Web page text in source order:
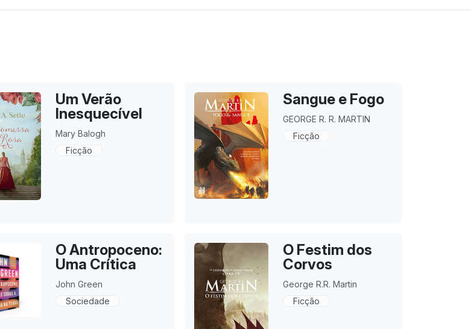
Um Verão
Inesquecível
Mary Balogh
Ficção
Sangue e Fogo
GEORGE R. R. MARTIN
Ficção
O Antropoceno:
Uma Crítica
John Green
Sociedade
O Festim dos
Corvos
George R.R. Martin
Ficção